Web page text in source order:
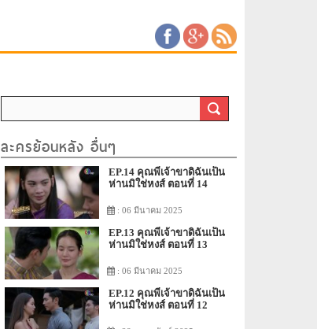
ละครย้อนหลัง อื่นๆ
EP.14 คุณพี่เจ้าขาดิฉันเป็น
ห่านมิใช่หงส์ ตอนที่ 14
: 06 มีนาคม 2025
EP.13 คุณพี่เจ้าขาดิฉันเป็น
ห่านมิใช่หงส์ ตอนที่ 13
: 06 มีนาคม 2025
EP.12 คุณพี่เจ้าขาดิฉันเป็น
ห่านมิใช่หงส์ ตอนที่ 12